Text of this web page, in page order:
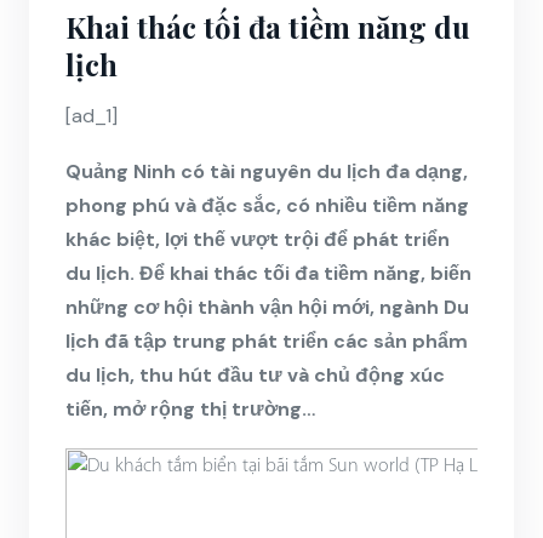
Khai thác tối đa tiềm năng du
lịch
[ad_1]
Quảng Ninh có tài nguyên du lịch đa dạng,
phong phú và đặc sắc, có nhiều tiềm năng
khác biệt, lợi thế vượt trội để phát triển
du lịch. Để khai thác tối đa tiềm năng, biến
những cơ hội thành vận hội mới, ngành Du
lịch đã tập trung phát triển các sản phẩm
du lịch, thu hút đầu tư và chủ động xúc
tiến, mở rộng thị trường…